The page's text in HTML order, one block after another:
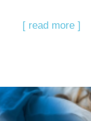
[ read more ]